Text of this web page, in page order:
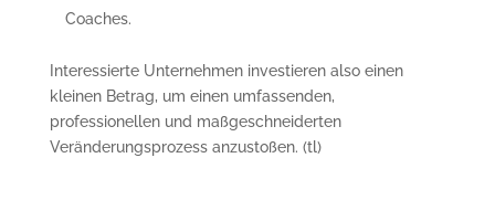
Coaches.
Interessierte Unternehmen investieren also einen
kleinen Betrag, um einen umfassenden,
professionellen und maßgeschneiderten
Veränderungsprozess anzustoßen. (tl)